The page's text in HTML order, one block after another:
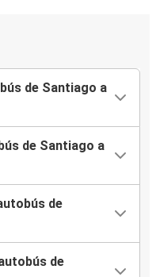
de Santiago a
de Santiago a
de
de